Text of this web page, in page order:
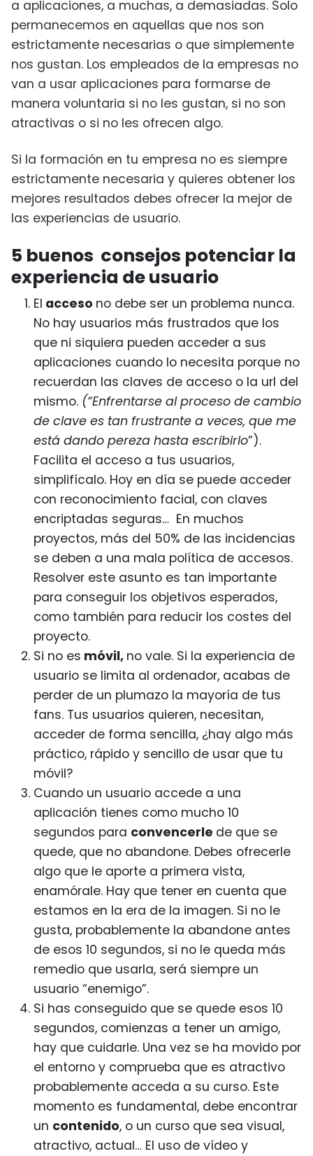
a aplicaciones, a muchas, a demasiadas. Solo
permanecemos en aquellas que nos son
estrictamente necesarias o que simplemente
nos gustan. Los empleados de la empresas no
van a usar aplicaciones para formarse de
manera voluntaria si no les gustan, si no son
atractivas o si no les ofrecen algo.
Si la formación en tu empresa no es siempre
estrictamente necesaria y quieres obtener los
mejores resultados debes ofrecer la mejor de
las experiencias de usuario.
5 buenos consejos potenciar la
experiencia de usuario
El acceso no debe ser un problema nunca.
No hay usuarios más frustrados que los
que ni siquiera pueden acceder a sus
aplicaciones cuando lo necesita porque no
recuerdan las claves de acceso o la url del
mismo. (“Enfrentarse al proceso de cambio
de clave es tan frustrante a veces, que me
está dando pereza hasta escribirlo”).
Facilita el acceso a tus usuarios,
simplifícalo. Hoy en día se puede acceder
con reconocimiento facial, con claves
encriptadas seguras… En muchos
proyectos, más del 50% de las incidencias
se deben a una mala política de accesos.
Resolver este asunto es tan importante
para conseguir los objetivos esperados,
como también para reducir los costes del
proyecto.
Si no es móvil, no vale. Si la experiencia de
usuario se limita al ordenador, acabas de
perder de un plumazo la mayoría de tus
fans. Tus usuarios quieren, necesitan,
acceder de forma sencilla, ¿hay algo más
práctico, rápido y sencillo de usar que tu
móvil?
Cuando un usuario accede a una
aplicación tienes como mucho 10
segundos para convencerle de que se
quede, que no abandone. Debes ofrecerle
algo que le aporte a primera vista,
enamórale. Hay que tener en cuenta que
estamos en la era de la imagen. Si no le
gusta, probablemente la abandone antes
de esos 10 segundos, si no le queda más
remedio que usarla, será siempre un
usuario “enemigo”.
Si has conseguido que se quede esos 10
segundos, comienzas a tener un amigo,
hay que cuidarle. Una vez se ha movido por
el entorno y comprueba que es atractivo
probablemente acceda a su curso. Este
momento es fundamental, debe encontrar
un contenido, o un curso que sea visual,
atractivo, actual… El uso de vídeo y